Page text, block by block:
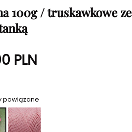
100g / truskawkowe ze
PLN
powiązane